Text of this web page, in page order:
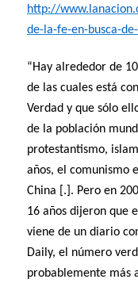
http://
de-la-fe-en-busca-
“Hay alrededor de
de las cuales está
Verdad y que sólo
de la población
protestantismo,
años, el comunismo
China [.]. Pero en
16 años dijeron que
viene de un diario
Daily, el número
probablemente más